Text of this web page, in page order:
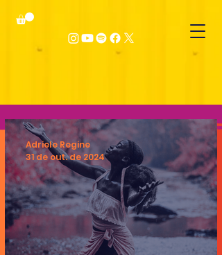
Adriele Regine
31 de out. de 2024